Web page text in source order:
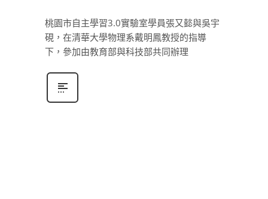
桃園市自主學習3.0實驗室學員張又懿與吳宇
硯，在清華大學物理系戴明鳳教授的指導
下，參加由教育部與科技部共同辦理